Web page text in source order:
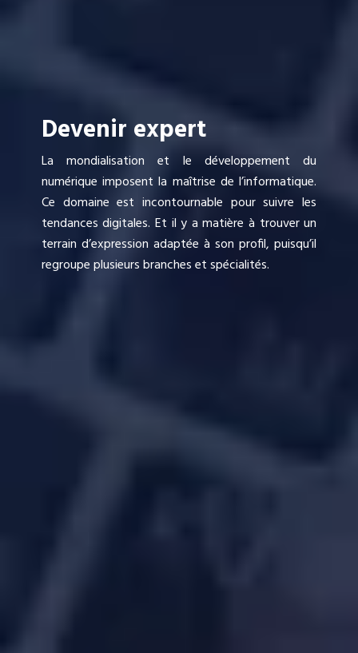
Devenir expert
La mondialisation et le développement du
numérique imposent la maîtrise de l’informatique.
Ce domaine est incontournable pour suivre les
tendances digitales. Et il y a matière à trouver un
terrain d’expression adaptée à son profil, puisqu’il
regroupe plusieurs branches et spécialités.